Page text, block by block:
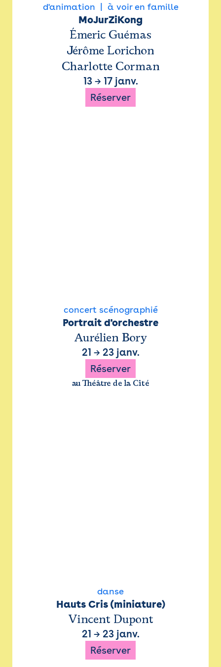
d'animation
à voir en famille
MoJurZiKong
Émeric Guémas
Jérôme Lorichon
Charlotte Corman
13→ 17 janv.
Réserver
concert scénographié
Portrait d'orchestre
Aurélien Bory
21 → 23 janv.
Réserver
au Théâtre de la Cité
danse
Hauts Cris (miniature)
Vincent Dupont
21 → 23 janv.
Réserver